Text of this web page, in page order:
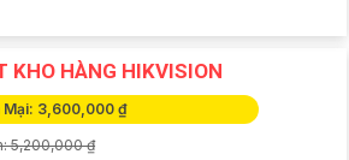
KHO HÀNG HIKVISION
Mại: 3,600,000 ₫
5,200,000 ₫